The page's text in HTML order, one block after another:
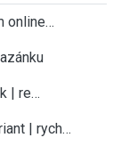
online…
| re…
| rych…